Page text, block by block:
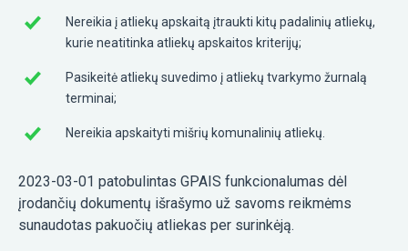
Nereikia į atliekų apskaitą įtraukti kitų padalinių atliekų,
kurie neatitinka atliekų apskaitos kriterijų;
Pasikeitė atliekų suvedimo į atliekų tvarkymo žurnalą
terminai;
Nereikia apskaityti mišrių komunalinių atliekų.
2023-03-01 patobulintas GPAIS funkcionalumas dėl
įrodančių dokumentų išrašymo už savoms reikmėms
sunaudotas pakuočių atliekas per surinkėją.